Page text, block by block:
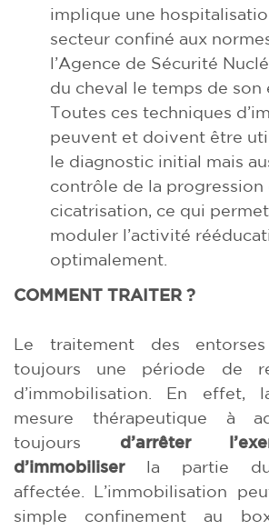
implique une
secteur confiné aux
l’Agence de Sécurité
du cheval le temps de son
Toutes ces techniques
peuvent et doivent être
le diagnostic initial mais
contrôle de la progression
cicatrisation, ce qui
moduler l’activité
optimalement.
COMMENT TRAITER ?
Le traitement des
toujours une période de
d’immobilisation. En effet,
mesure thérapeutique à
toujours d’arrêter
d’immobiliserla partie du
affectée. L’immobilisation
simple confinement au